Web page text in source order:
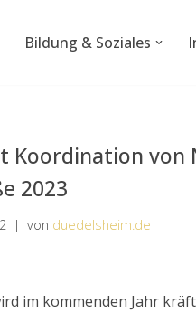
Bildung & Soziales
Koordination
2023
von duedelsheim.de
im kommenden Jahr